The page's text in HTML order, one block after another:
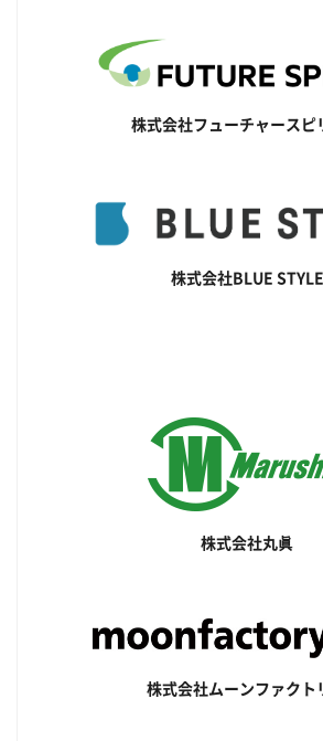
株式会社フューチャースピ
株式会社BLUE STYLE
株式会社丸眞
株式会社ムーンファクト